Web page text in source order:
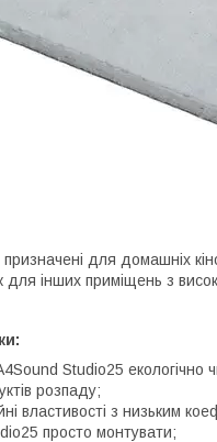
для домашніх
інших приміщень з
Studio25 екологічно
розпаду;
властивості з низьким
просто монтувати;